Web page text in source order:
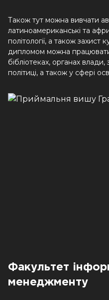
Також тут можна вивчати
латиноамериканські та
політології, а також
дипломом можна працювати
бібліотеках, органах влади,
політиці, а також у сфері
Факультет
менеджменту